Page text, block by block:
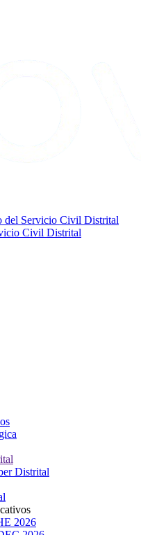
Civil Distrital
Distrital
2026